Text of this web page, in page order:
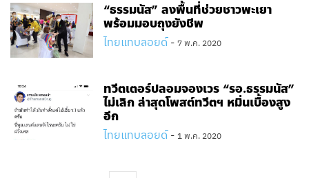
“ธรรมนัส” ลงพื้นที่ช่วยชาวพะเยา
พร้อมมอบถุงยังชีพ
ไทยแทบลอยด์ - 7 พ.ค. 2020
ทวีตเตอร์ปลอมจองเวร “รอ.ธรรมนัส”
ไม่เลิก ล่าสุดโพสต์ทวีตฯ หมิ่นเบื้องสูง
อีก
ไทยแทบลอยด์ - 1 พ.ค. 2020